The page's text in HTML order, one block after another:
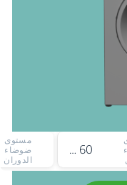
60 ديسيبل
مستوى
ضوضاء
الدوران